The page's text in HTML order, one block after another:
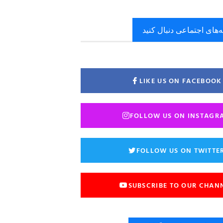
اجتماعی دنبال کنید
LIKE US ON FACEBOOK
FOLLOW US ON
FOLLOW US ON
SUBSCRIBE TO OUR